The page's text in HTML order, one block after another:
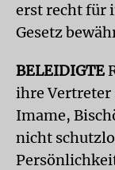
erst recht für
Gesetz
BELEIDIGTE
ihre Vertreter
Imame,
nicht